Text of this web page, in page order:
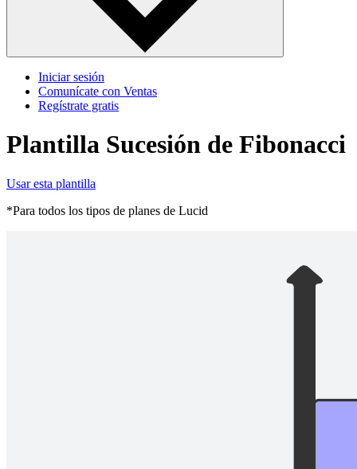
Iniciar sesión
Comunícate con Ventas
Regístrate gratis
Plantilla Sucesión de Fibonacci
Usar esta plantilla
*Para todos los tipos de planes de Lucid